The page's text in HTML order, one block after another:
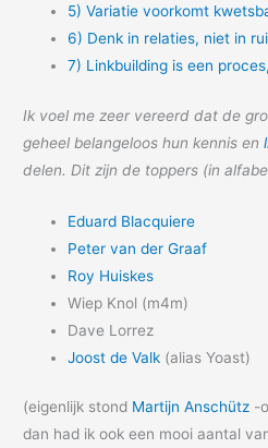
5) Variatie voorkomt
6) Denk in relaties, niet in
7) Linkbuilding is een
Ik voel me zeer vereerd dat de
geheel belangeloos hun kennis en
delen. Dit zijn de toppers (in
Eduard Blacquiere
Peter van der Graaf
Roy Huiskes
Wiep Knol (m4m)
Dave Lorrez
Joost de Valk (alias Yoast)
(eigenlijk stond Martijn Anschütz -
dan had ik ook een mooi aantal